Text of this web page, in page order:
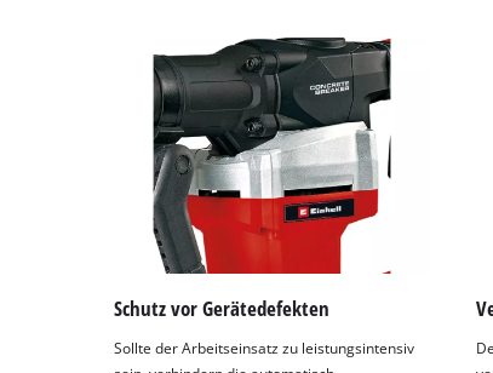
Schutz vor Gerätedefekten
Sollte der Arbeitseinsatz zu leistungsintensiv